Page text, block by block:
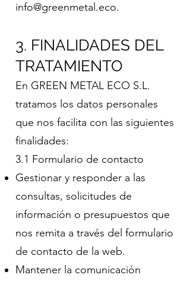
info@greenmetal.eco.
3. FINALIDADES DEL
TRATAMIENTO
En GREEN METAL ECO S.L.
tratamos los datos personales
que nos facilita con las siguientes
finalidades:
3.1 Formulario de contacto
Gestionar y responder a las
consultas, solicitudes de
información o presupuestos que
nos remita a través del formulario
de contacto de la web.
Mantener la comunicación